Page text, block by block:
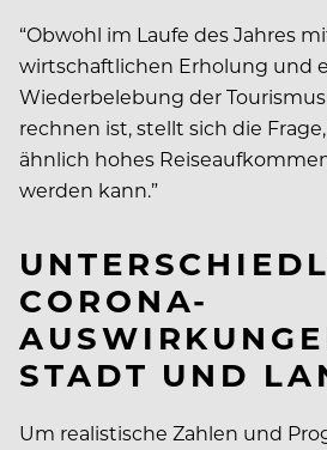
“Obwohl im Laufe des Jahres
wirtschaftlichen Erholung und
Wiederbelebung der
rechnen ist, stellt sich die
ähnlich hohes
werden kann.”
CORONA-
STADT UND
Um realistische Zahlen und